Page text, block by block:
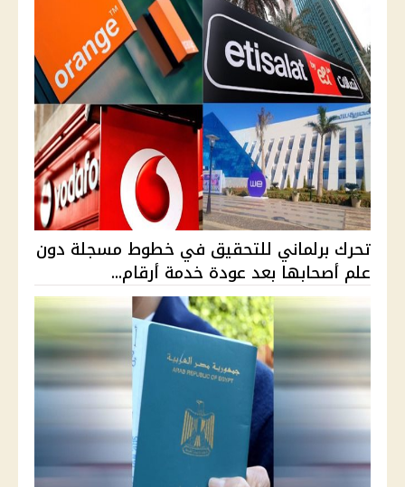
تحرك برلماني للتحقيق في خطوط مسجلة دون
علم أصحابها بعد عودة خدمة أرقام...